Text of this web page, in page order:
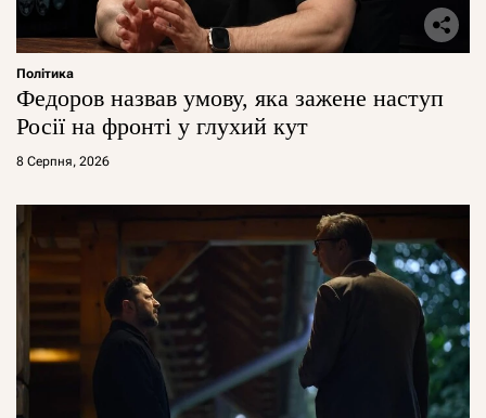
Політика
Федоров назвав умову, яка зажене наступ
Росії на фронті у глухий кут
8 Серпня, 2026